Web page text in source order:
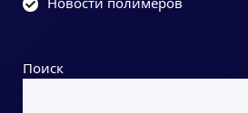
Поиск